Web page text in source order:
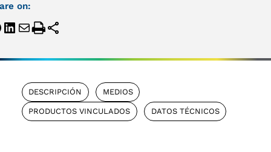
on:
DESCRIPCIÓN MEDIOS
PRODUCTOS VINCULADOS DATOS TÉCNICOS